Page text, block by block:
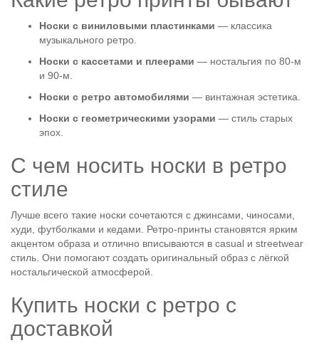
Носки с виниловыми пластинками — классика
музыкального ретро.
Носки с кассетами и плеерами — ностальгия по 80-м
и 90-м.
Носки с ретро автомобилями — винтажная эстетика.
Носки с геометрическими узорами — стиль старых
эпох.
С чем носить носки в ретро
стиле
Лучше всего такие носки сочетаются с джинсами, чиносами,
худи, футболками и кедами. Ретро-принты становятся ярким
акцентом образа и отлично вписываются в casual и streetwear
стиль. Они помогают создать оригинальный образ с лёгкой
ностальгической атмосферой.
Купить носки с ретро с
доставкой